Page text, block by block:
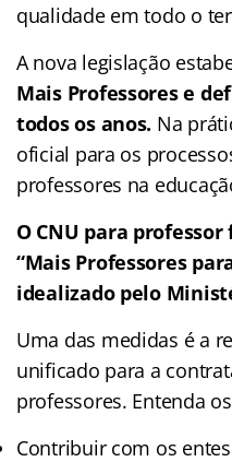
qualidade em todo o
A nova legislação
Mais Professores e
todos os anos. Na
oficial para os
professores na
O CNU para
“Mais Professores
idealizado pelo
Uma das medidas é a
unificado para a
professores. Entenda
Contribuir com os